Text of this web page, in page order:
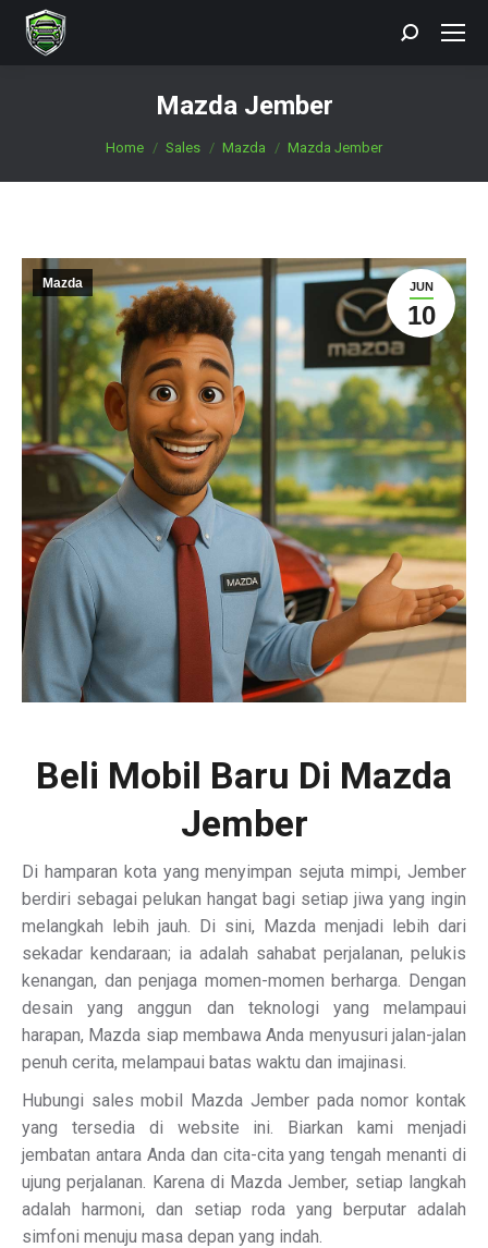
Search:
Mazda Jember
You are here:
Home Sales Mazda Mazda Jember
JUN
10
Mazda
Beli Mobil Baru Di Mazda
Jember
Di hamparan kota yang menyimpan sejuta mimpi, Jember
berdiri sebagai pelukan hangat bagi setiap jiwa yang ingin
melangkah lebih jauh. Di sini, Mazda menjadi lebih dari
sekadar kendaraan; ia adalah sahabat perjalanan, pelukis
kenangan, dan penjaga momen-momen berharga. Dengan
desain yang anggun dan teknologi yang melampaui
harapan, Mazda siap membawa Anda menyusuri jalan-jalan
penuh cerita, melampaui batas waktu dan imajinasi.
Hubungi sales mobil Mazda Jember pada nomor kontak
yang tersedia di website ini. Biarkan kami menjadi
jembatan antara Anda dan cita-cita yang tengah menanti di
ujung perjalanan. Karena di Mazda Jember, setiap langkah
adalah harmoni, dan setiap roda yang berputar adalah
simfoni menuju masa depan yang indah.